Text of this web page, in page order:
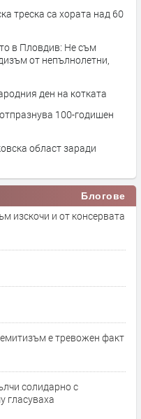
треска са хората над 60
в Пловдив: Не съм
от непълнолетни,
ден на котката
100-годишен
област заради
Блогове
изскочи и от консервата
е тревожен факт
солидарно с
гласуваха